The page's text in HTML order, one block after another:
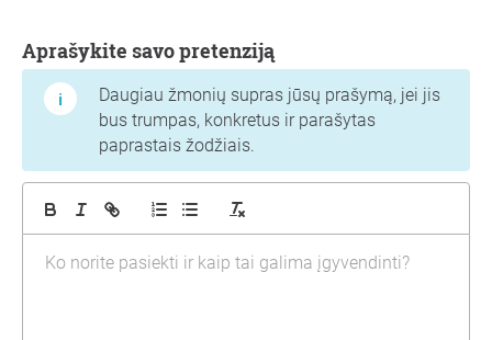
Aprašykite savo pretenziją
Daugiau žmonių supras jūsų prašymą, jei jis
bus trumpas, konkretus ir parašytas
paprastais žodžiais.